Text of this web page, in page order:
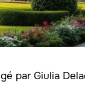
par Giulia